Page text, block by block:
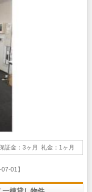
金：3ヶ月 礼金：1ヶ月
01】